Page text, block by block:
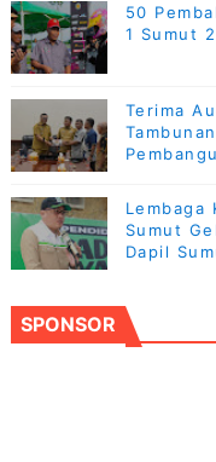
50
1 Sumut
Terima
Lembaga
Sumut
Dapil
SPONSOR